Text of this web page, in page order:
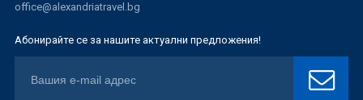
office@alexandriatravel.bg
Абонирайте се за нашите актуални предложения!